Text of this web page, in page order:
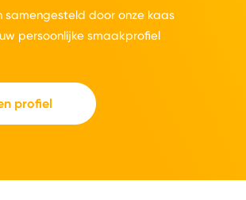
samengesteld door onze kaas
persoonlijke smaakprofiel
profiel